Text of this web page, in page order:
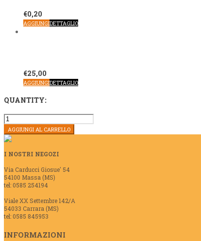
€0,20
AGGIUNGIDETTAGLIO
€25,00
AGGIUNGIDETTAGLIO
QUANTITY:
100
CAPSULE
DEK
BORBONE
A
MIO
quantità
AGGIUNGI AL CARRELLO
I NOSTRI NEGOZI
Via Carducci Giosue' 54
54100 Massa (MS)
tel: 0585 254194
Viale XX Settembre 142/A
54033 Carrara (MS)
tel: 0585 845953
INFORMAZIONI